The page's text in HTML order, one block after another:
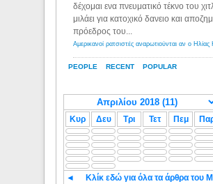
PEOPLE RECENT POPULAR
δέχομαι ενα πνευματικό τέκνο του
μιλάει για κατοχικό δανειο και
πρόεδρος του...
Κυρ Δευ Τρι Τετ Πεμ
◄ Κλίκ εδώ για όλα τα άρθρα του